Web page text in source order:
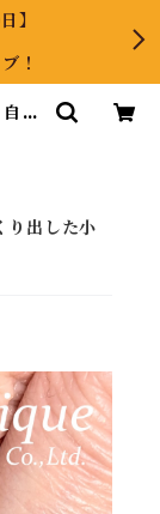
】
！
然
り出した小